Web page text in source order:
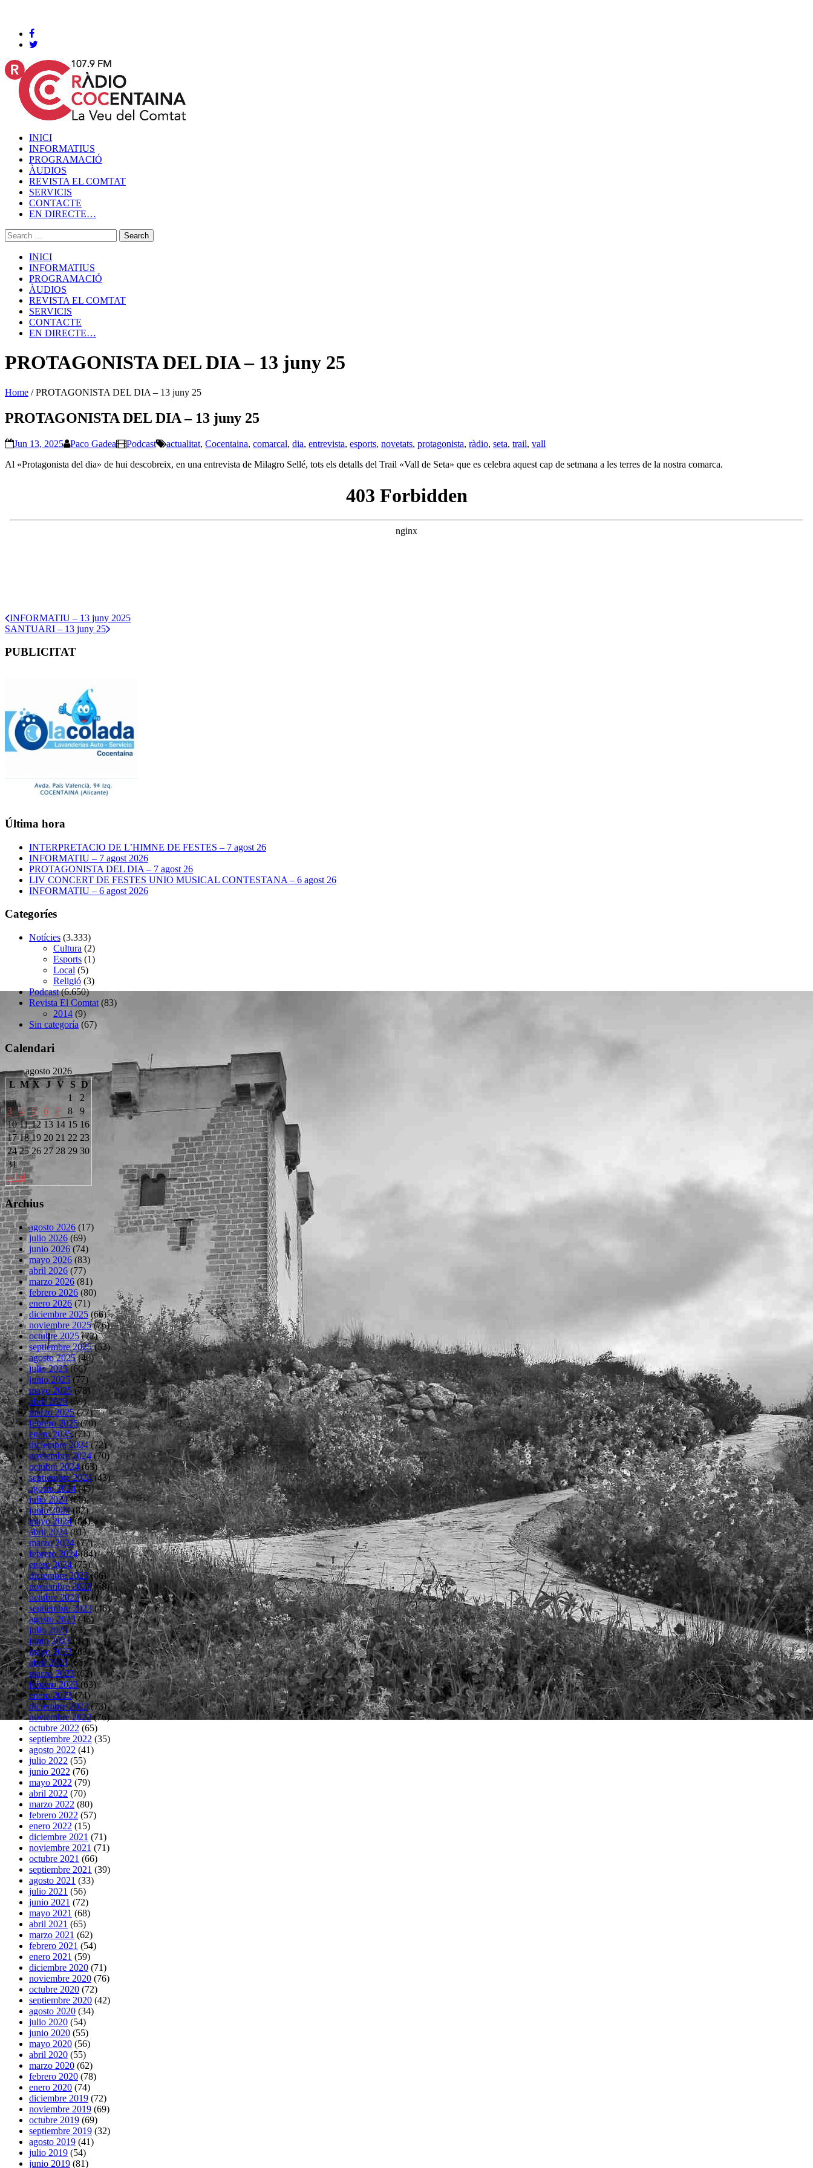
INICI
INFORMATIUS
PROGRAMACIÓ
ÀUDIOS
REVISTA EL COMTAT
SERVICIS
CONTACTE
EN DIRECTE…
INICI
INFORMATIUS
PROGRAMACIÓ
ÀUDIOS
REVISTA EL COMTAT
SERVICIS
CONTACTE
EN DIRECTE…
PROTAGONISTA DEL DIA – 13 juny 25
Home /PROTAGONISTA DEL DIA – 13 juny 25
PROTAGONISTA DEL DIA – 13 juny 25
Jun 13, 2025 Paco Gadea Podcast actualitat, Cocentaina, comarcal, dia, entrevista, esports, novetats, protagonista, ràdio, seta, trail, vall
Al «Protagonista del dia» de hui descobreix, en una entrevista de Milagro Sellé, tots els detalls del Trail «Vall de Seta» que es celebra aquest cap de setmana a les terres de la nostra comarca.
INFORMATIU – 13 juny 2025
SANTUARI – 13 juny 25
PUBLICITAT
Última hora
INTERPRETACIO DE L’HIMNE DE FESTES – 7 agost 26
INFORMATIU – 7 agost 2026
PROTAGONISTA DEL DIA – 7 agost 26
LIV CONCERT DE FESTES UNIO MUSICAL CONTESTANA – 6 agost 26
INFORMATIU – 6 agost 2026
Categoríes
Notícies (3.333)
Cultura (2)
Esports (1)
Local (5)
Religió (3)
Podcast(6.650)
Revista El Comtat (83)
2014 (9)
Sin categoría (67)
Calendari
agosto 2026
L M X J V S D
« Jul
1
2
3
4 5 6 7 8
9
10 11 12 13 14 15 16
17 18 19 20 21 22 23
24 25 26 27 28 29 30
31
Archius
agosto 2026 (17)
julio 2026 (69)
junio 2026 (74)
mayo 2026 (83)
abril 2026 (77)
marzo 2026 (81)
febrero 2026 (80)
enero 2026 (71)
diciembre 2025 (66)
noviembre 2025(76)
octubre 2025(72)
septiembre 2025(53)
agosto 2025(40)
julio 2025(66)
junio 2025(77)
mayo 2025 (78)
abril 2025(69)
marzo 2025(77)
febrero 2025(70)
enero 2025(71)
diciembre 2024(72)
noviembre 2024(70)
octubre 2024(63)
septiembre 2024(43)
agosto 2024(45)
julio 2024(66)
junio 2024(82)
mayo 2024(84)
abril 2024(81)
marzo 2024(77)
febrero 2024(84)
enero 2024(75)
diciembre 2023(66)
noviembre 2023(68)
octubre 2023(64)
septiembre 2023(46)
agosto 2023(46)
julio 2023(75)
junio 2023(81)
mayo 2023(83)
abril 2023(66)
marzo 2023(62)
febrero 2023(63)
enero 2023(74)
diciembre 2022(73)
noviembre 2022(76)
octubre 2022 (65)
septiembre 2022 (35)
agosto 2022 (41)
julio 2022 (55)
junio 2022 (76)
mayo 2022 (79)
abril 2022 (70)
marzo 2022 (80)
febrero 2022 (57)
enero 2022 (15)
diciembre 2021 (71)
noviembre 2021 (71)
octubre 2021 (66)
septiembre 2021 (39)
agosto 2021 (33)
julio 2021 (56)
junio 2021 (72)
mayo 2021 (68)
abril 2021 (65)
marzo 2021 (62)
febrero 2021 (54)
enero 2021 (59)
diciembre 2020 (71)
noviembre 2020 (76)
octubre 2020 (72)
septiembre 2020 (42)
agosto 2020 (34)
julio 2020 (54)
junio 2020 (55)
mayo 2020 (56)
abril 2020 (55)
marzo 2020 (62)
febrero 2020 (78)
enero 2020 (74)
diciembre 2019 (72)
noviembre 2019 (69)
octubre 2019 (69)
septiembre 2019 (32)
agosto 2019 (41)
julio 2019 (54)
junio 2019 (81)